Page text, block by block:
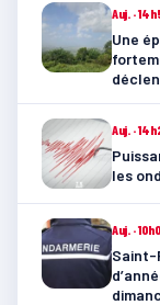
Auj. ·
Une
Auj. ·
les
Auj. ·
Saint-